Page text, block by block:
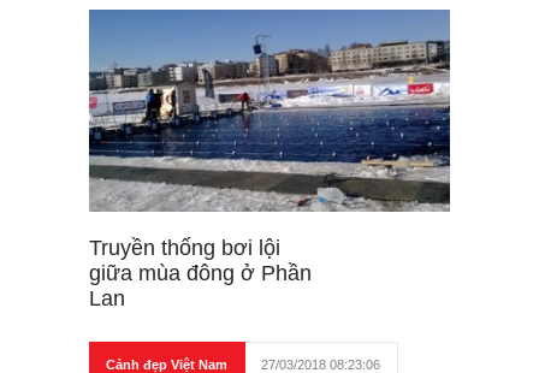
Truyền thống bơi lội
giữa mùa đông ở Phần
Lan
Cảnh đẹp Việt Nam 27/03/2018 08:23:06